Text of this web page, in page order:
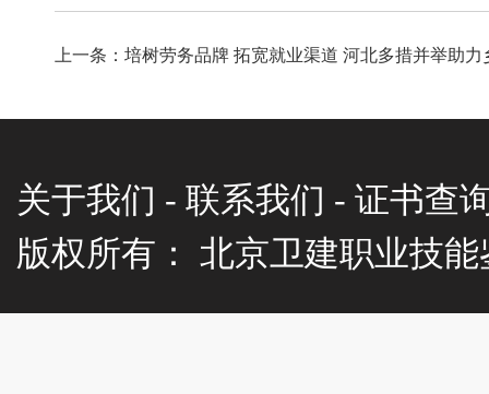
上一条：培树劳务品牌 拓宽就业渠道 河北多措并举助力
关于我们 - 联系我们 - 证书查
版权所有： 北京卫建职